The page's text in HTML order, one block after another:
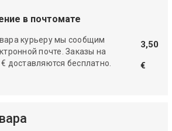
в почтомате
курьеру мы сообщим
почте. Заказы на
доставляются бесплатно.
3,50
€